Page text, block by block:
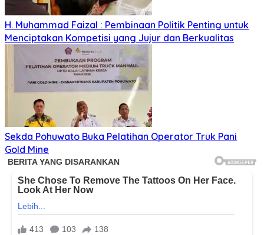
H. Muhammad Faizal : Pembinaan Politik Penting untuk
Menciptakan Kompetisi yang Jujur dan Berkualitas
Sekda Pohuwato Buka Pelatihan Operator Truk Pani
Gold Mine